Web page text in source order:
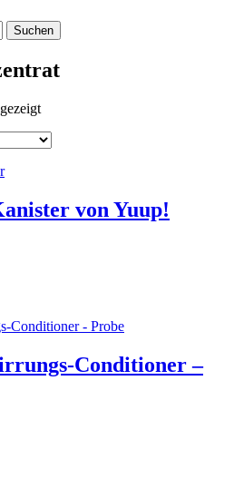
Suchen
von Yuup!
Conditioner –